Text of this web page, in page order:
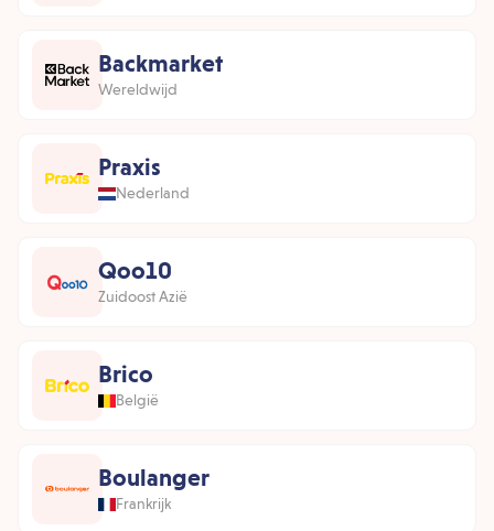
Backmarket
Wereldwijd
Praxis
Nederland
Qoo10
Zuidoost Azië
Brico
België
Boulanger
Frankrijk